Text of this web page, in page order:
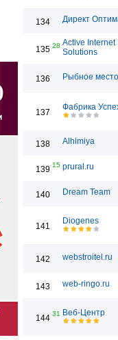
134 Директ
135 28 Active Internet
Solutions
136 Рыбное место
137
Фабрика
138 Alhimiya
139 15 prural.ru
140 Dream Team
141
Diogenes
142 webstroitel.ru
143 web-ringo.ru
144 31 Веб-Центр